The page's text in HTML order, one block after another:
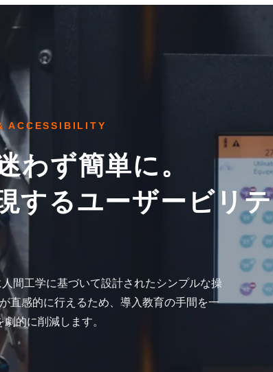
ACCESSIBILITY
わず簡単に。
するユーザービリテ
間工学に基づいて設計されたシンプルな操
直感的に行えるため、導入教育の手間を一
的に削減します。